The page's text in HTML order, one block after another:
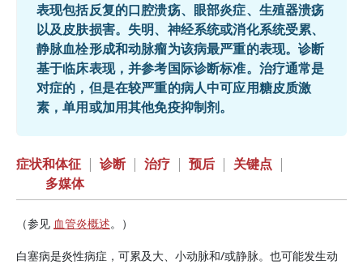
表现包括反复的口腔溃疡、眼部炎症、生殖器溃疡
以及皮肤损害。失明、神经系统或消化系统受累、
静脉血栓形成和动脉瘤为该病最严重的表现。诊断
基于临床表现，并参考国际诊断标准。治疗通常是
对症的，但是在较严重的病人中可应用糖皮质激
素，单用或加用其他免疫抑制剂。
症状和体征 | 诊断 | 治疗 | 预后 | 关键点 |
多媒体
（参见 血管炎概述。）
白塞病是炎性病症，可累及大、小动脉和/或静脉。也可能发生动